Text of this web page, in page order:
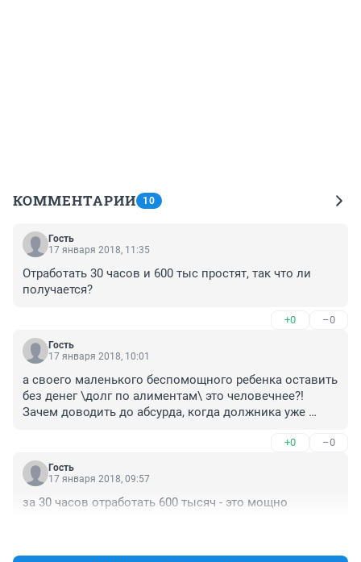
КОММЕНТАРИИ 10
Гость
17 января 2018, 11:35
Отработать 30 часов и 600 тыс простят, так что ли
получается?
+0 –0
Гость
17 января 2018, 10:01
а своего маленького беспомощного ребенка оставить
без денег \долг по алиментам\ это человечнее?!
Зачем доводить до абсурда, когда должника уже
Здоровая харя жрет, пьет и срет. живет в свое
удовольствие, забывая напрочь, что есть родное
маленькое существо которое ЖИВОЕ, а не игрушка из
+0 –0
Гость
17 января 2018, 09:57
за 30 часов отработать 600 тысяч - это мощно